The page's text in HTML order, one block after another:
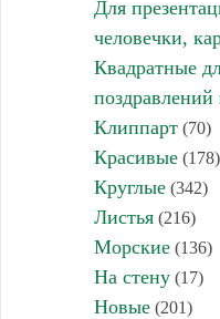
Для
человечки,
Квадратные
поздравлений
Клиппарт(70)
Красивые(178)
Круглые(342)
Листья(216)
Морские(136)
На стену(17)
Новые(201)